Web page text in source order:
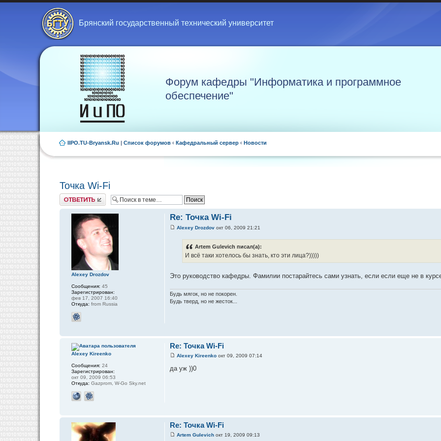
Брянский государственный технический университет
Форум кафедры "Информатика и программное
обеспечение"
IIPO.TU-Bryansk.Ru | Список форумов ‹ Кафедральный сервер ‹ Новости
Точка Wi-Fi
Ответить
Re: Точка Wi-Fi
Alexey Drozdov окт 06, 2009 21:21
Artem Gulevich писал(а):
И всё таки хотелось бы знать, кто эти лица?)))))
Это руководство кафедры. Фамилии постарайтесь сами узнать, если если еще не в
Будь мягок, но не покорен.
Будь тверд, но не жесток...
Alexey Drozdov
Сообщения: 45
Зарегистрирован:
фев 17, 2007 16:40
Откуда: from Russia
Re: Точка Wi-Fi
Alexey Kireenko окт 09, 2009 07:14
да уж ))0
Alexey Kireenko
Сообщения: 24
Зарегистрирован:
окт 09, 2009 06:53
Откуда: Gazprom, W-Go Sky.net
Re: Точка Wi-Fi
Artem Gulevich окт 19, 2009 09:13